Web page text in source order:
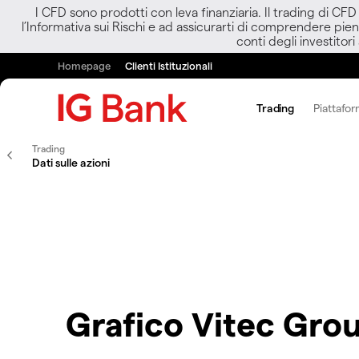
I CFD sono prodotti con leva finanziaria. Il trading di
l’Informativa sui Rischi e ad assicurarti di comprendere
conti degli investitori
Homepage Clienti Istituzionali
Trading
Trading
Dati sulle azioni
Grafico Vitec